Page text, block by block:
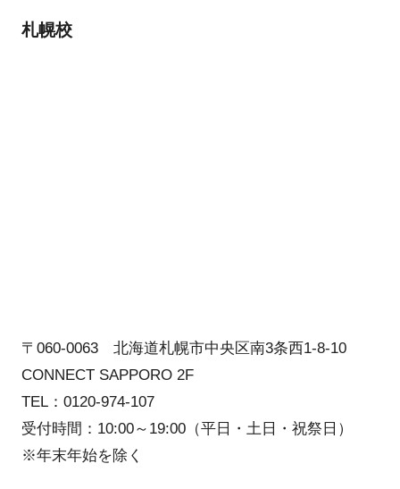
札幌校
〒060-0063 北海道札幌市中央区南3条西1-8-10
CONNECT SAPPORO 2F
TEL：0120-974-107
受付時間：10:00～19:00（平日・土日・祝祭日）
※年末年始を除く